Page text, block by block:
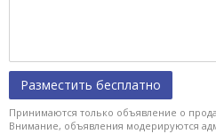
Разместить бесплатно
Принимаются только объявление о
Внимание, объявления модерируются